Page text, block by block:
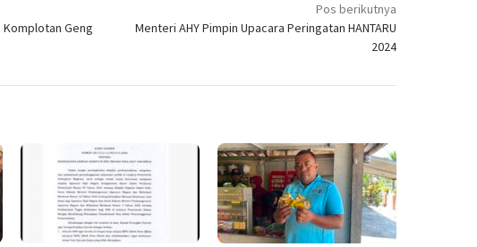
Geng
Pos berikutnya
Menteri AHY Pimpin Upacara Peringatan HANTARU
2024